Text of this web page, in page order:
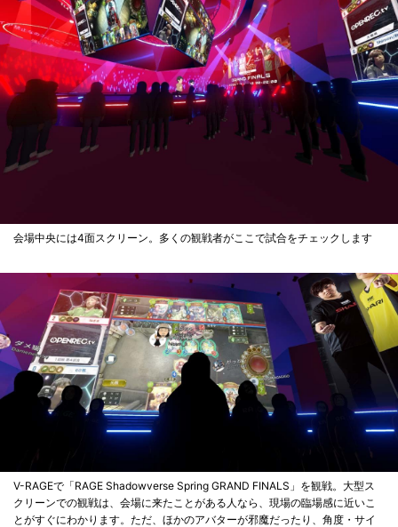
会場中央には4面スクリーン。多くの観戦者がここで試合をチェックします
V-RAGEで「RAGE Shadowverse Spring GRAND FINALS」を観戦。大型ス
クリーンでの観戦は、会場に来たことがある人なら、現場の臨場感に近いこ
とがすぐにわかります。ただ、ほかのアバターが邪魔だったり、角度・サイ